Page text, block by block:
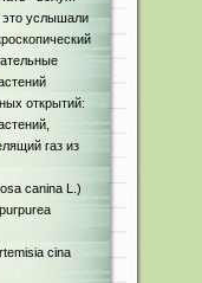
услышали
открытий:
газ из
canina L.)
cina